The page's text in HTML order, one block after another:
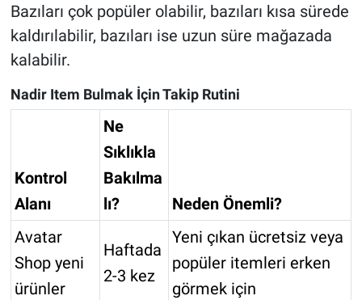
Bazıları çok popüler olabilir, bazıları kısa sürede
kaldırılabilir, bazıları ise uzun süre mağazada
kalabilir.
Nadir Item Bulmak İçin Takip Rutini
Kontrol
Alanı
Ne
Sıklıkla
Bakılma
lı?
Neden Önemli?
Avatar
Shop yeni
ürünler
Haftada
2-3 kez
Yeni çıkan ücretsiz veya
popüler itemleri erken
görmek için